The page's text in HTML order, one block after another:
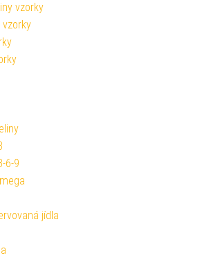
vzorky
vzorky
6-9
jídla